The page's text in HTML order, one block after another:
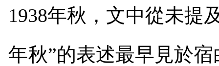
1938年秋，文中從未提
年秋”的表述最早見於